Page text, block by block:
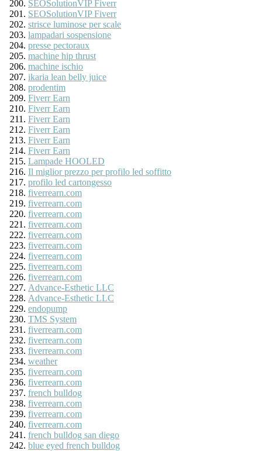
SEOSolutionVIP Fiverr
SEOSolutionVIP Fiverr
strisce luminose per scale
lampadari sospensione
presse pectoraux
machine hip thrust
machine ischio
ikaria lean belly juice
prodentim
Fiverr Earn
Fiverr Earn
Fiverr Earn
Fiverr Earn
Fiverr Earn
Fiverr Earn
Lampade HOOLED
Il miglior prezzo per profilo led soffitto
profilo led cartongesso
fiverrearn.com
fiverrearn.com
fiverrearn.com
fiverrearn.com
fiverrearn.com
fiverrearn.com
fiverrearn.com
fiverrearn.com
fiverrearn.com
Advance-Esthetic LLC
Advance-Esthetic LLC
endopump
TMS System
fiverrearn.com
fiverrearn.com
fiverrearn.com
weather
fiverrearn.com
fiverrearn.com
french bulldog
fiverrearn.com
fiverrearn.com
fiverrearn.com
french bulldog san diego
blue eyed french bulldog